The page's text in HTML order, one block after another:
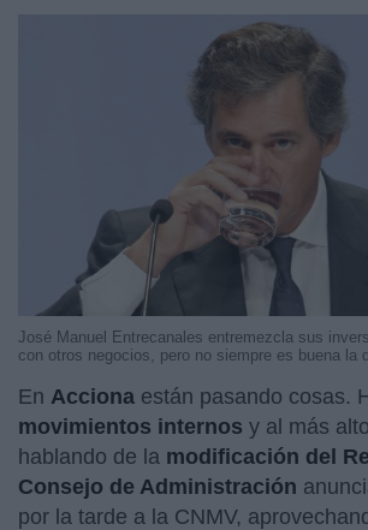
José Manuel Entrecanales entremezcla sus
con otros negocios, pero no siempre es buena la
En Acciona están pasando cosas.
movimientos internos y al más
hablando de la modificación del
Consejo de Administración
por la tarde a la CNMV,